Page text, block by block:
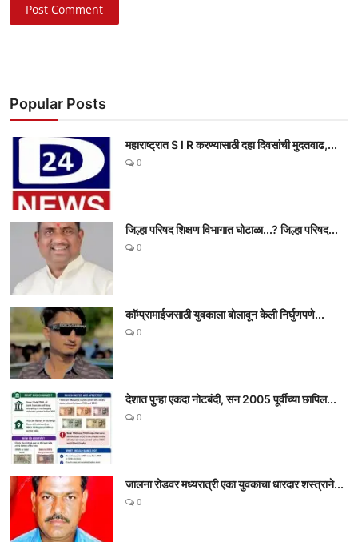
Post Comment
Popular Posts
महाराष्ट्रात S I R करण्यासाठी दहा दिवसांची मुदतवाढ,...
0
जिल्हा परिषद शिक्षण विभागात घोटाळा...? जिल्हा परिषद...
0
काॅम्प्रामाईजसाठी युवकाला बोलावून केली निर्घुणपणे...
0
देशात पुन्हा एकदा नोटबंदी, सन 2005 पूर्वीच्या छापिल...
0
जालना रोडवर मध्यरात्री एका युवकाचा धारदार शस्त्राने...
0